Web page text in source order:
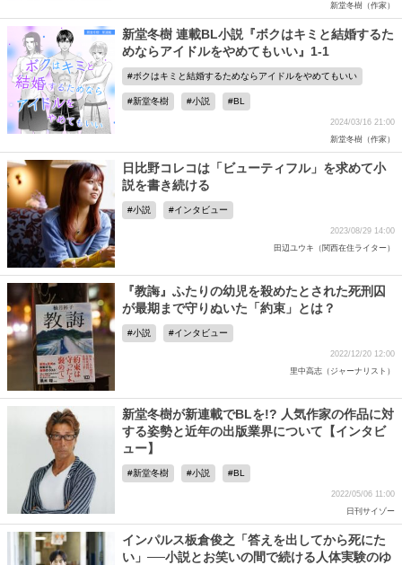
新堂冬樹（作家）
新堂冬樹 連載BL小説『ボクはキミと結婚するた
めならアイドルをやめてもいい』1-1
ボクはキミと結婚するためならアイドルをやめてもいい
新堂冬樹 小説 BL
2024/03/16 21:00
新堂冬樹（作家）
日比野コレコは「ビューティフル」を求めて小
説を書き続ける
小説 インタビュー
2023/08/29 14:00
田辺ユウキ（関西在住ライター）
『教誨』ふたりの幼児を殺めたとされた死刑囚
が最期まで守りぬいた「約束」とは？
小説 インタビュー
2022/12/20 12:00
里中高志（ジャーナリスト）
新堂冬樹が新連載でBLを!? 人気作家の作品に対
する姿勢と近年の出版業界について【インタビ
ュー】
新堂冬樹 小説 BL
2022/05/06 11:00
日刊サイゾー
インパルス板倉俊之「答えを出してから死にた
い」──小説とお笑いの間で続ける人体実験のゆ